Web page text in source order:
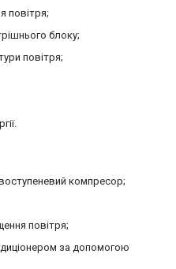
повітря;
блоку;
повітря;
компресор;
повітря;
за допомогою